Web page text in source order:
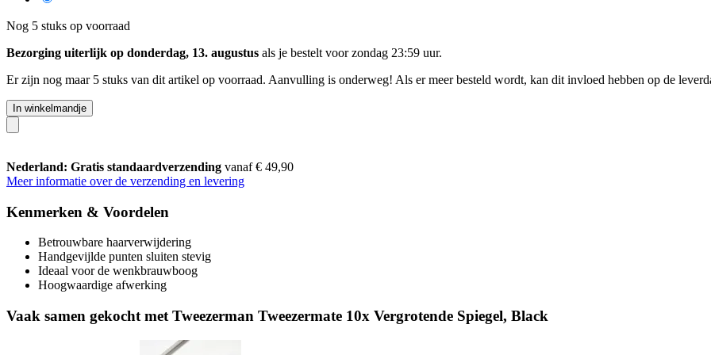
Nog 5 stuks op voorraad
Bezorging uiterlijk op donderdag, 13. augustus als je bestelt voorzondag 23:59 uur.
Er zijn nog maar 5 stuks van dit artikel op voorraad. Aanvulling is onderweg! Als er meer besteld wordt, kan dit invloed hebben op de
In winkelmandje
Nederland: Gratis standaardverzending vanaf € 49,90
Meer informatie over de verzending en levering
Kenmerken & Voordelen
Betrouwbare haarverwijdering
Handgevijlde punten sluiten stevig
Ideaal voor de wenkbrauwboog
Hoogwaardige afwerking
Vaak samen gekocht met Tweezerman Tweezermate 10x Vergrotende Spiegel, Black